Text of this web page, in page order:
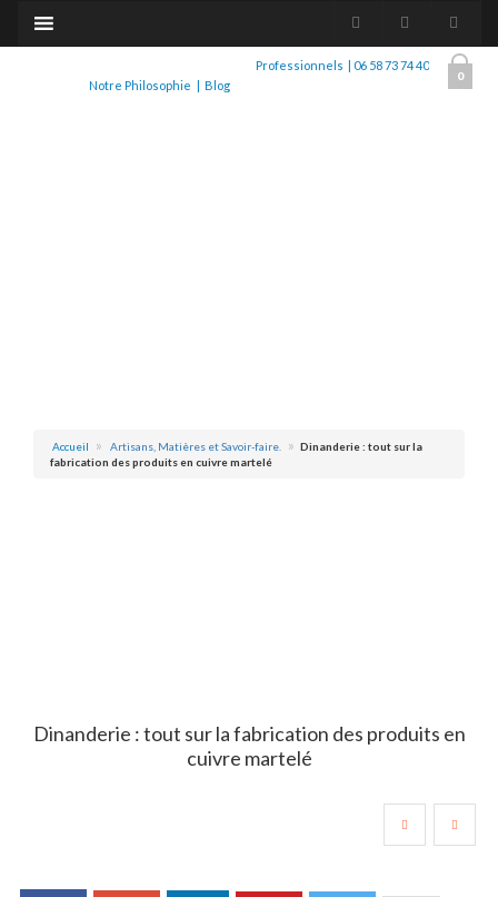
0
Notre Philosophie | Blog
Professionnels | 06 58 73 74 40
Accueil Artisans, Matières et Savoir-faire.
Dinanderie : tout sur la
fabrication des produits en cuivre martelé
Dinanderie : tout sur la fabrication des produits en
cuivre martelé